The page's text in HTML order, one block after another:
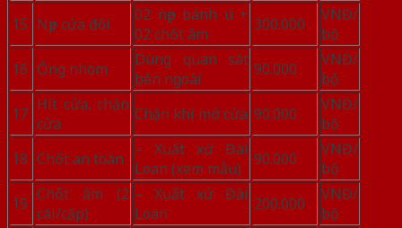
15 Nẹp cửa đôi
02 nẹp bánh ú +
02 chốt âm
300.000
VNĐ/
bộ
16 Ống nhòm
Dùng quan sát
bên ngoài
90.000
VNĐ/
bộ
17 Hít cửa, chặn
cửa
Chặn khi mở cửa 90.000
VNĐ/
bộ
18 Chốt an toàn
– Xuất xứ Đài
Loan (xem mẫu)
90.000
VNĐ/
bộ
19 Chốt âm (2
cái/cặp)
– Xuất xứ Đài
Loan
200.000
VNĐ/
bộ